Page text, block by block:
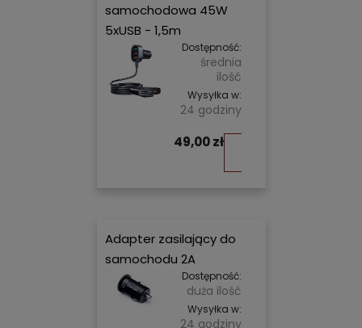
samochodowa 45W
5xUSB - 1,5m
Dostępność:
średnia
ilość
Wysyłka w:
24 godziny
49,00 zł
Adapter zasilający do
samochodu 2A
Dostępność:
duża ilość
Wysyłka w:
24 godziny